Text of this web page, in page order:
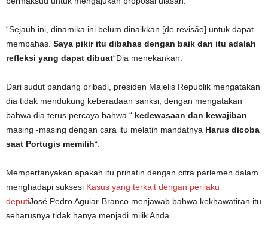
“Sejauh ini, dinamika ini belum dinaikkan [de revisão] untuk dapat
membahas. Saya pikir itu dibahas dengan baik dan itu adalah
refleksi yang dapat dibuat“Dia menekankan.
Dari sudut pandang pribadi, presiden Majelis Republik mengatakan
dia tidak mendukung keberadaan sanksi, dengan mengatakan
bahwa dia terus percaya bahwa “ kedewasaan dan kewajiban
masing -masing dengan cara itu melatih mandatnya Harus dicoba
saat Portugis memilih“.
Mempertanyakan apakah itu prihatin dengan citra parlemen dalam
menghadapi suksesi Kasus yang terkait dengan perilaku
deputiJosé Pedro Aguiar-Branco menjawab bahwa kekhawatiran itu
seharusnya tidak hanya menjadi milik Anda.